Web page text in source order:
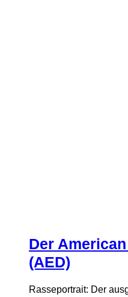
Der
(AED)
Rasseportrait: Der